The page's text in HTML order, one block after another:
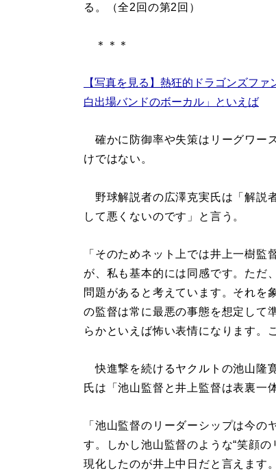
る。（全2回の第2回）
＊＊＊
【写真を見る】熱狂的ドラゴンズフ
白出場バンドのボーカル」といえば
確かに防御率や失策はリーグワー
けではない。
野球解説者の広澤克実氏は「解説
して悪くないのです」と言う。
「そのためネット上では井上一樹
が、私も基本的には同感です。ただ
問題があると考えています。それを
の監督は常に最悪の事態を想定して
らかといえば怖い表情になります。
快進撃を続けるヤクルトの池山隆
氏は「池山監督と井上監督は表裏一
「池山監督のリーダーシップは今
す。しかし池山監督のような“笑顔
現化したのが井上中日だと言えます